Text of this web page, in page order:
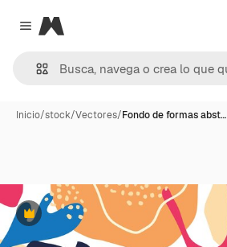
Close menu
Magnific
Inicio/stock/Vectores/Fondo de formas abst…
Premium